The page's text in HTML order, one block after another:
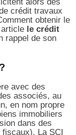
crédit travaux
obtenir le
le crédit
rappel de son
avec des
associés, au
en nom propre
immobiliers
dans des
fiscaux). La SCI